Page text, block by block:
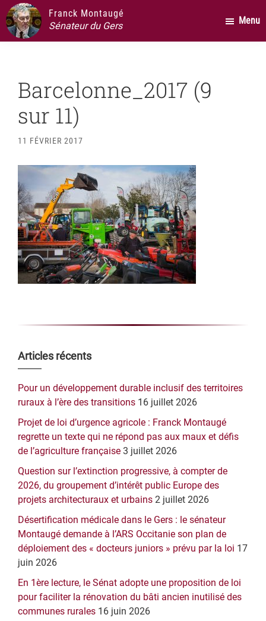
Passer
au
contenu
Passer
la
principale
Passer
au
pied
Franck Montaugé
Sénateur du Gers
Menu
Barcelonne_2017 (9
sur 11)
11 FÉVRIER 2017
Barre
latérale
principale
Articles récents
Pour un développement durable inclusif des territoires
ruraux à l’ère des transitions 16 juillet 2026
Projet de loi d’urgence agricole : Franck Montaugé
regrette un texte qui ne répond pas aux maux et défis
de l’agriculture française 3 juillet 2026
Question sur l’extinction progressive, à compter de
2026, du groupement d’intérêt public Europe des
projets architecturaux et urbains 2 juillet 2026
Désertification médicale dans le Gers : le sénateur
Montaugé demande à l’ARS Occitanie son plan de
déploiement des « docteurs juniors » prévu par la loi 17
juin 2026
En 1ère lecture, le Sénat adopte une proposition de loi
pour faciliter la rénovation du bâti ancien inutilisé des
communes rurales 16 juin 2026